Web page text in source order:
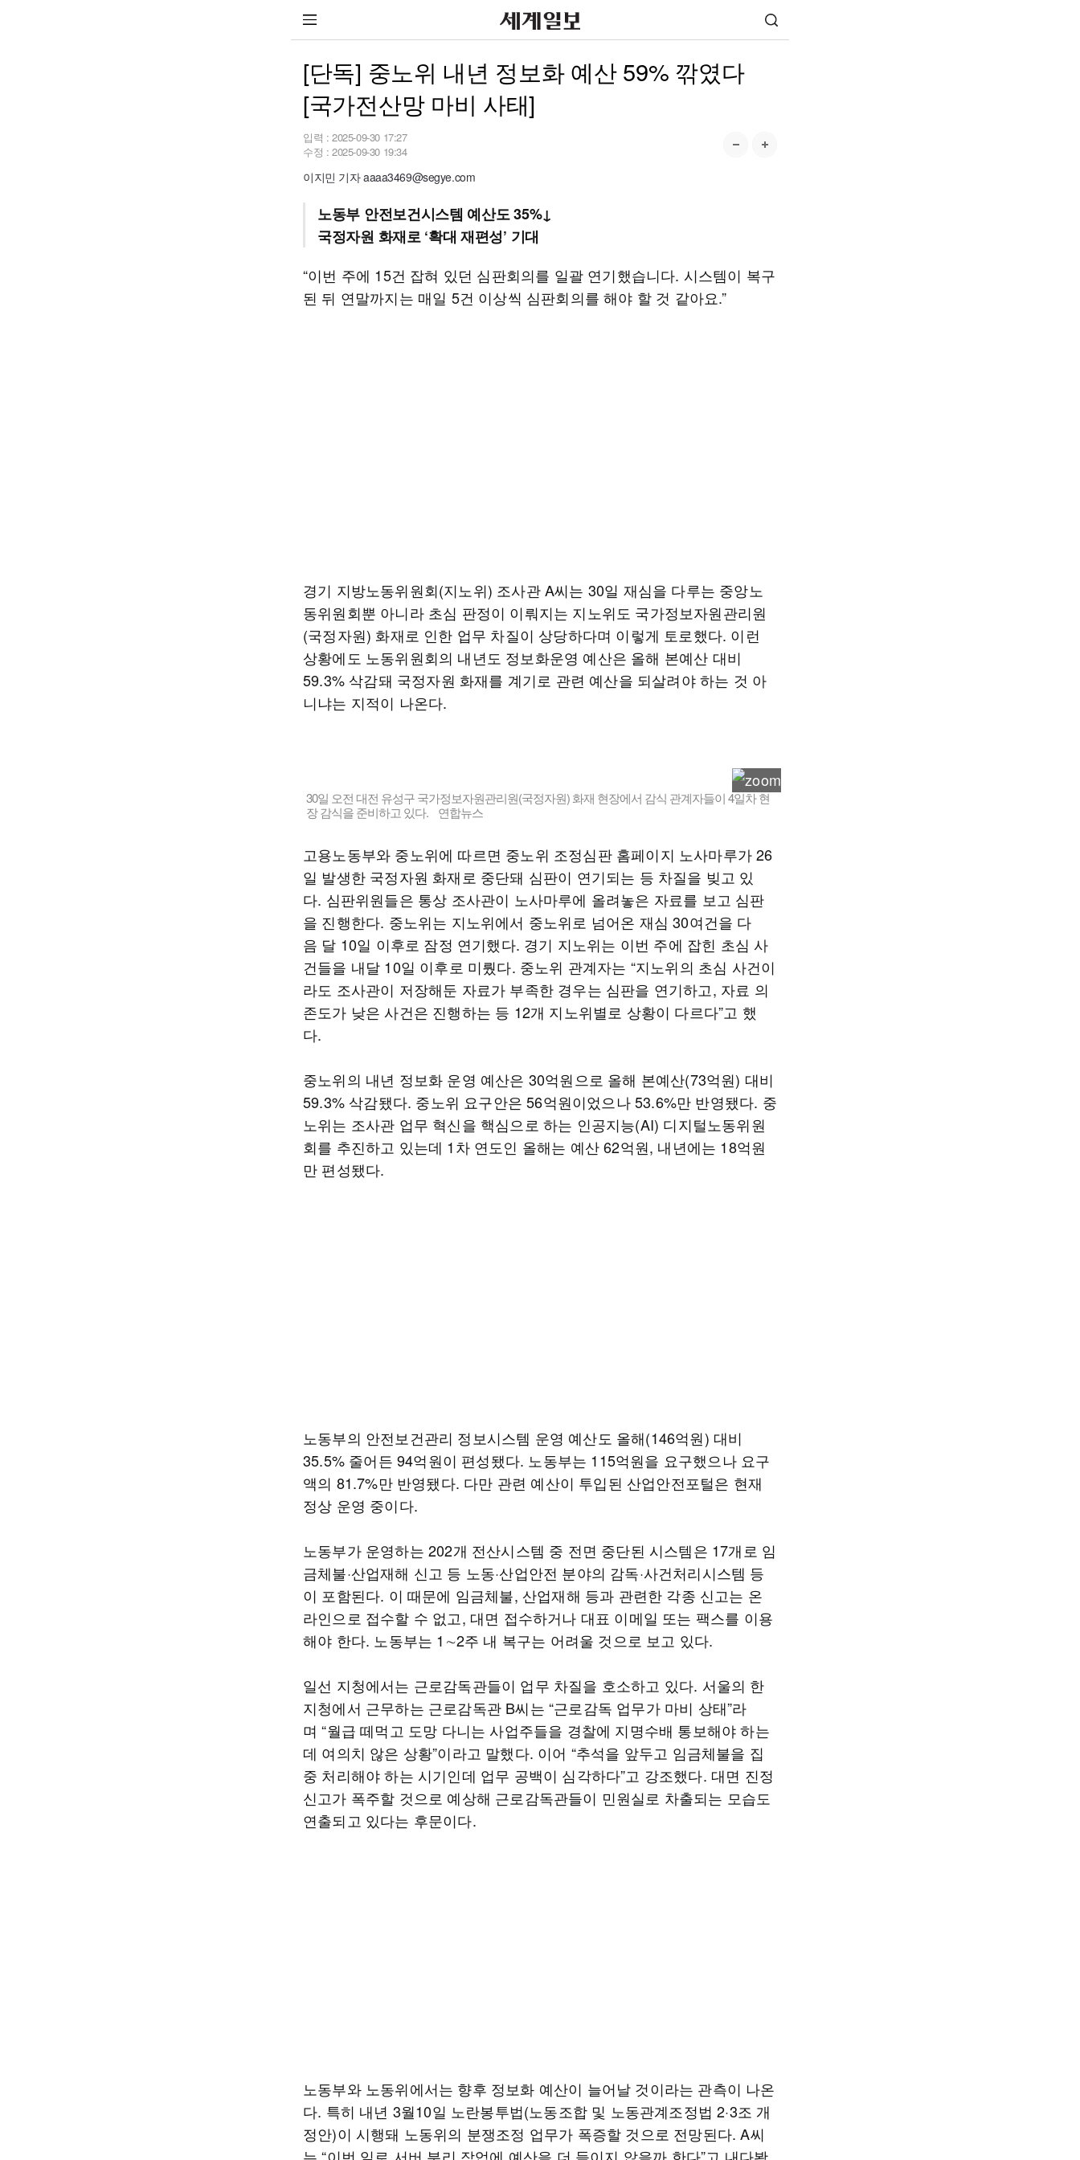
[단독] 중노위 내년 정보화 예산 59% 깎였다
[국가전산망 마비 사태]
입력 : 2025-09-30 17:27
수정 : 2025-09-30 19:34
이지민 기자 aaaa3469@segye.com
노동부 안전보건시스템 예산도 35%↓
국정자원 화재로 ‘확대 재편성’ 기대
“이번 주에 15건 잡혀 있던 심판회의를 일괄 연기했습니다. 시스템이 복구
된 뒤 연말까지는 매일 5건 이상씩 심판회의를 해야 할 것 같아요.”
경기 지방노동위원회(지노위) 조사관 A씨는 30일 재심을 다루는 중앙노
동위원회뿐 아니라 초심 판정이 이뤄지는 지노위도 국가정보자원관리원
(국정자원) 화재로 인한 업무 차질이 상당하다며 이렇게 토로했다. 이런
상황에도 노동위원회의 내년도 정보화운영 예산은 올해 본예산 대비
59.3% 삭감돼 국정자원 화재를 계기로 관련 예산을 되살려야 하는 것 아
니냐는 지적이 나온다.
30일 오전 대전 유성구 국가정보자원관리원(국정자원) 화재 현장에서 감식 관계자들이 4일차 현
장 감식을 준비하고 있다. 연합뉴스
고용노동부와 중노위에 따르면 중노위 조정심판 홈페이지 노사마루가 26
일 발생한 국정자원 화재로 중단돼 심판이 연기되는 등 차질을 빚고 있
다. 심판위원들은 통상 조사관이 노사마루에 올려놓은 자료를 보고 심판
을 진행한다. 중노위는 지노위에서 중노위로 넘어온 재심 30여건을 다
음 달 10일 이후로 잠정 연기했다. 경기 지노위는 이번 주에 잡힌 초심 사
건들을 내달 10일 이후로 미뤘다. 중노위 관계자는 “지노위의 초심 사건이
라도 조사관이 저장해둔 자료가 부족한 경우는 심판을 연기하고, 자료 의
존도가 낮은 사건은 진행하는 등 12개 지노위별로 상황이 다르다”고 했
다.
중노위의 내년 정보화 운영 예산은 30억원으로 올해 본예산(73억원) 대비
59.3% 삭감됐다. 중노위 요구안은 56억원이었으나 53.6%만 반영됐다. 중
노위는 조사관 업무 혁신을 핵심으로 하는 인공지능(AI) 디지털노동위원
회를 추진하고 있는데 1차 연도인 올해는 예산 62억원, 내년에는 18억원
만 편성됐다.
노동부의 안전보건관리 정보시스템 운영 예산도 올해(146억원) 대비
35.5% 줄어든 94억원이 편성됐다. 노동부는 115억원을 요구했으나 요구
액의 81.7%만 반영됐다. 다만 관련 예산이 투입된 산업안전포털은 현재
정상 운영 중이다.
노동부가 운영하는 202개 전산시스템 중 전면 중단된 시스템은 17개로 임
금체불·산업재해 신고 등 노동·산업안전 분야의 감독·사건처리시스템 등
이 포함된다. 이 때문에 임금체불, 산업재해 등과 관련한 각종 신고는 온
라인으로 접수할 수 없고, 대면 접수하거나 대표 이메일 또는 팩스를 이용
해야 한다. 노동부는 1∼2주 내 복구는 어려울 것으로 보고 있다.
일선 지청에서는 근로감독관들이 업무 차질을 호소하고 있다. 서울의 한
지청에서 근무하는 근로감독관 B씨는 “근로감독 업무가 마비 상태”라
며 “월급 떼먹고 도망 다니는 사업주들을 경찰에 지명수배 통보해야 하는
데 여의치 않은 상황”이라고 말했다. 이어 “추석을 앞두고 임금체불을 집
중 처리해야 하는 시기인데 업무 공백이 심각하다”고 강조했다. 대면 진정
신고가 폭주할 것으로 예상해 근로감독관들이 민원실로 차출되는 모습도
연출되고 있다는 후문이다.
노동부와 노동위에서는 향후 정보화 예산이 늘어날 것이라는 관측이 나온
다. 특히 내년 3월10일 노란봉투법(노동조합 및 노동관계조정법 2·3조 개
정안)이 시행돼 노동위의 분쟁조정 업무가 폭증할 것으로 전망된다. A씨